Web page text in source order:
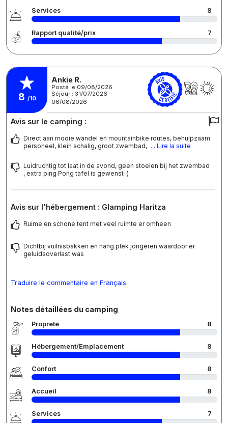
Services 8
Rapport qualité/prix 7
8 /10
Ankie R.
Posté le 09/08/2026
Séjour : 31/07/2026 -
06/08/2026
Avis sur le camping :
Direct aan mooie wandel en mountainbike routes, behulpzaam
personeel, klein schalig, groot zwembad, ... Lire la suite
Luidruchtig tot laat in de avond, geen stoelen bij het zwembad
, extra ping Pong tafel is gewenst :)
Avis sur l'hébergement : Glamping Haritza
Ruime en schone tent met veel ruimte er omheen
Dichtbij vuilnisbakken en hang plek jongeren waardoor er
geluidsoverlast was
Traduire le commentaire en Français
Notes détaillées du camping
Propreté 8
Hébergement/Emplacement 8
Confort 8
Accueil 8
Services 7